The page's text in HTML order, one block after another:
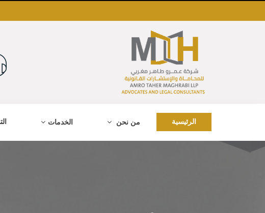
الرئيسية من نحن الخدمات